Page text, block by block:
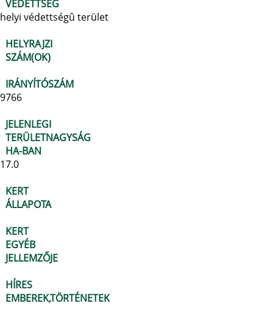
VÉDETTSÉG
helyi védettségû terület
HELYRAJZI
SZÁM(OK)
IRÁNYÍTÓSZÁM
9766
JELENLEGI
TERÜLETNAGYSÁG
HA-BAN
17.0
KERT
ÁLLAPOTA
KERT
EGYÉB
JELLEMZŐJE
HÍRES
EMBEREK,TÖRTÉNETEK